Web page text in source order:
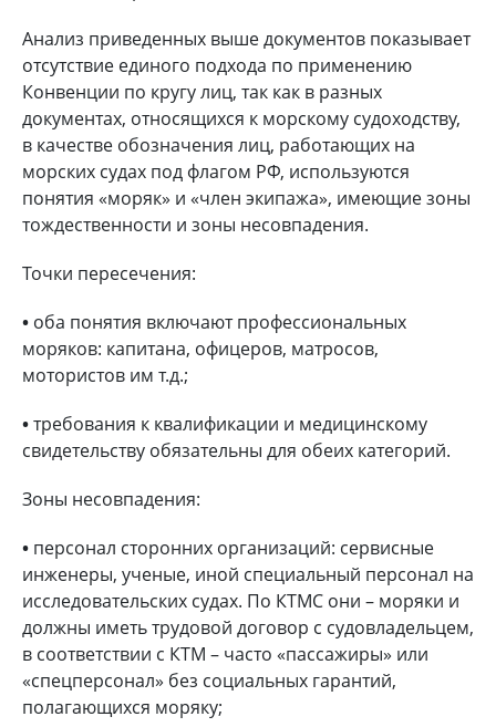
Анализ приведенных выше документов показывает
отсутствие единого подхода по применению
Конвенции по кругу лиц, так как в разных
документах, относящихся к морскому судоходству,
в качестве обозначения лиц, работающих на
морских судах под флагом РФ, используются
понятия «моряк» и «член экипажа», имеющие зоны
тождественности и зоны несовпадения.
Точки пересечения:
• оба понятия включают профессиональных
моряков: капитана, офицеров, матросов,
мотористов им т.д.;
•требования к квалификации и медицинскому
свидетельству обязательны для обеих категорий.
Зоны несовпадения:
• персонал сторонних организаций: сервисные
инженеры, ученые, иной специальный персонал на
исследовательских судах. По КТМС они – моряки и
должны иметь трудовой договор с судовладельцем,
в соответствии с КТМ – часто «пассажиры» или
«спецперсонал» без социальных гарантий,
полагающихся моряку;